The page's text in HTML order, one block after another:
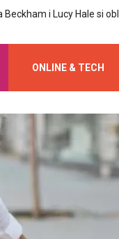
nerovná se hydratovaná:
ONLINE & TECH